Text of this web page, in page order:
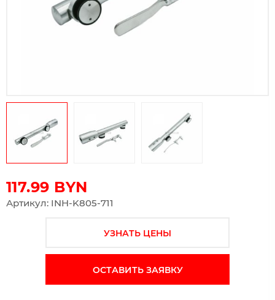
117.99 BYN
Артикул: INH-K805-711
УЗНАТЬ ЦЕНЫ
ОСТАВИТЬ ЗАЯВКУ